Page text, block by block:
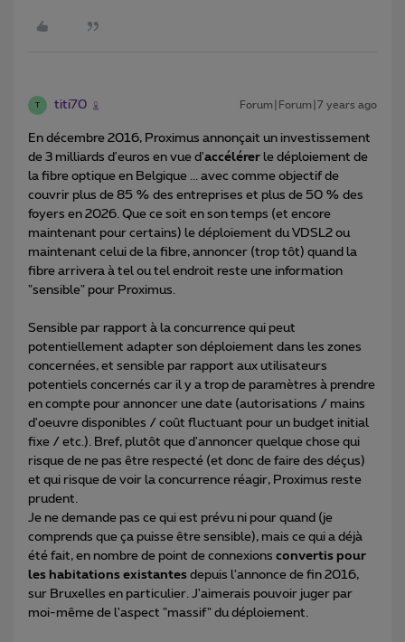
T titi70 Forum|Forum|7 years ago
En décembre 2016, Proximus annonçait un investissement
de 3 milliards d'euros en vue d'accélérer le déploiement de
la fibre optique en Belgique ... avec comme objectif de
couvrir plus de 85 % des entreprises et plus de 50 % des
foyers en 2026. Que ce soit en son temps (et encore
maintenant pour certains) le déploiement du VDSL2 ou
maintenant celui de la fibre, annoncer (trop tôt) quand la
fibre arrivera à tel ou tel endroit reste une information
"sensible" pour Proximus.
Sensible par rapport à la concurrence qui peut
potentiellement adapter son déploiement dans les zones
concernées, et sensible par rapport aux utilisateurs
potentiels concernés car il y a trop de paramètres à prendre
en compte pour annoncer une date (autorisations / mains
d'oeuvre disponibles / coût fluctuant pour un budget initial
fixe / etc.). Bref, plutôt que d'annoncer quelque chose qui
risque de ne pas être respecté (et donc de faire des déçus)
et qui risque de voir la concurrence réagir, Proximus reste
prudent.
Je ne demande pas ce qui est prévu ni pour quand (je
comprends que ça puisse être sensible), mais ce qui a déjà
été fait, en nombre de point de connexions convertis pour
les habitations existantes depuis l'annonce de fin 2016,
sur Bruxelles en particulier. J'aimerais pouvoir juger par
moi-même de l'aspect "massif" du déploiement.